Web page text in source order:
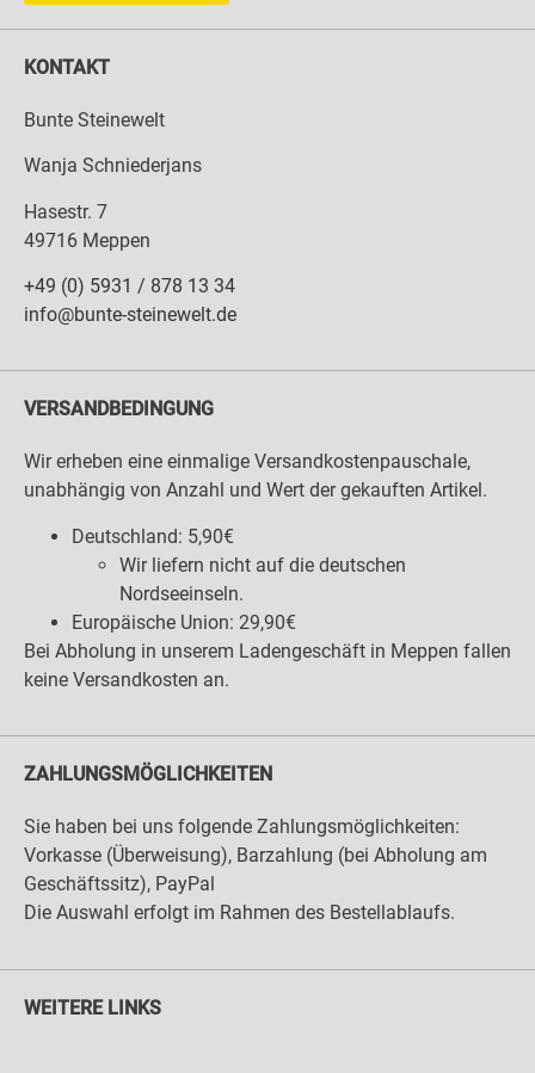
KONTAKT
Bunte Steinewelt
Wanja Schniederjans
Hasestr. 7
49716 Meppen
+49 (0) 5931 / 878 13 34
info@bunte-steinewelt.de
VERSANDBEDINGUNG
Wir erheben eine einmalige Versandkostenpauschale,
unabhängig von Anzahl und Wert der gekauften Artikel.
Deutschland: 5,90€
Wir liefern nicht auf die deutschen
Nordseeinseln.
Europäische Union: 29,90€
Bei Abholung in unserem Ladengeschäft in Meppen fallen
keine Versandkosten an.
ZAHLUNGSMÖGLICHKEITEN
Sie haben bei uns folgende Zahlungsmöglichkeiten:
Vorkasse (Überweisung), Barzahlung (bei Abholung am
Geschäftssitz), PayPal
Die Auswahl erfolgt im Rahmen des Bestellablaufs.
WEITERE LINKS